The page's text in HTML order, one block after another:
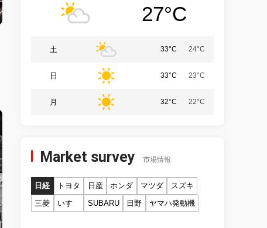
27°C
土 33°C 24°C
日 33°C 23°C
月 32°C 22°C
Market survey 市場情報
日経 トヨタ 日産 ホンダ マツダ
スズキ
三菱
いすゞ SUBARU 日野 ヤマハ発動機